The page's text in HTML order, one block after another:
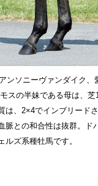
ンソニーヴァンダイク
スの半妹である母は、
は、2×4でインブリード
脈との和合性は抜群。
ズ系種牡馬です。